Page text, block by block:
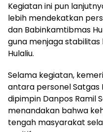
Kegiatan ini pun
lebih mendekatkan
dan Babinkamtibmas
guna menjaga
Hulaliu.
Selama kegiatan,
antara personel Satgas
dipimpin Danpos Ramil
menandakan bahwa
tengah masyarakat